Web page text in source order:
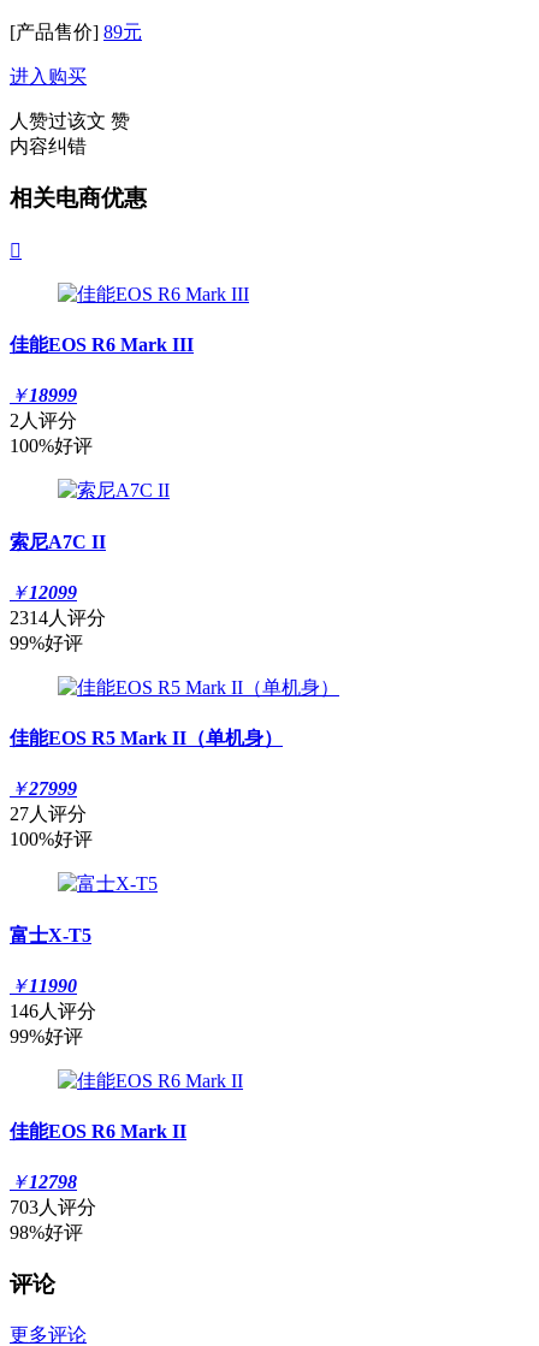
[产品售价] 89元
进入购买
人赞过该文 赞
内容纠错
相关电商优惠

佳能EOS R6 Mark III
￥18999
2人评分
100%好评
索尼A7C II
￥12099
2314人评分
99%好评
佳能EOS R5 Mark II（单机身）
￥27999
27人评分
100%好评
富士X-T5
￥11990
146人评分
99%好评
佳能EOS R6 Mark II
￥12798
703人评分
98%好评
评论
更多评论